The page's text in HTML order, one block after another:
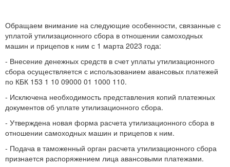
Обращаем внимание на следующие особенности, связанные с
уплатой утилизационного сбора в отношении самоходных
машин и прицепов к ним с 1 марта 2023 года:
- Внесение денежных средств в счет уплаты утилизационного
сбора осуществляется с использованием авансовых платежей
по КБК 153 1 10 09000 01 1000 110.
- Исключена необходимость представления копий платежных
документов об уплате утилизационного сбора.
- Утверждена новая форма расчета утилизационного сбора в
отношении самоходных машин и прицепов к ним.
- Подача в таможенный орган расчета утилизационного сбора
признается распоряжением лица авансовыми платежами.